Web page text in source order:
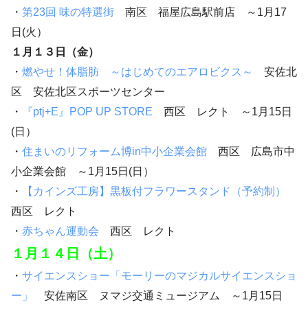
・ 第23回 味の特選街 南区 福屋広島駅前店 ～1月17
日(火）
１月１３日（金）
・ 燃やせ！体脂肪 ～はじめてのエアロビクス～
安佐北
区 安佐北区スポーツセンター
・
『ptj+E』POP UP STORE 西区 レクト ～1月15日
(日）
・ 住まいのリフォーム博in中小企業会館 西区 広島市中
小企業会館 ～1月15日(日）
・
【カインズ工房】黒板付フラワースタンド（予約制）
西区 レクト
・ 赤ちゃん運動会 西区 レクト
１月１４日（土）
・ サイエンスショー「モーリーのマジカルサイエンスショ
ー」
安佐南区 ヌマジ交通ミュージアム ～1月15日